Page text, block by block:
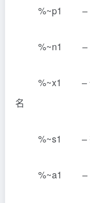
%~p1 – 仅
%~n1 – 仅将
%~x1 – 仅将
名
%~s1 – 扩
%~a1 – 将